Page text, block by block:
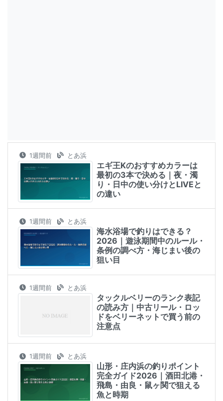
1週間前 とあ浜
エギ王Kのおすすめカラーは
最初の3本で決める｜夜・濁
り・日中の使い分けとLIVEと
の違い
1週間前 とあ浜
海水浴場で釣りはできる？
2026｜遊泳期間中のルール・
条例の調べ方・海じまい後の
狙い目
1週間前 とあ浜
タックルベリーのランク表記
の読み方｜中古リール・ロッ
ドをベリーネットで買う前の
注意点
1週間前 とあ浜
山形・庄内浜の釣りポイント
完全ガイド2026｜酒田北港・
飛島・由良・鼠ヶ関で狙える
魚と時期